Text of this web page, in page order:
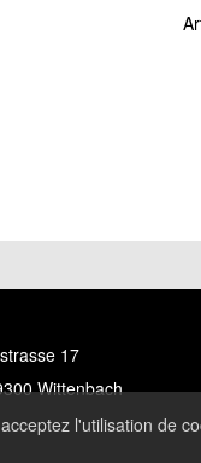
17
Wittenbach
l'utilisation de